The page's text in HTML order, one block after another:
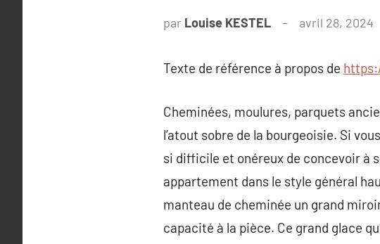
par Louise KESTEL avril 28, 2024
Texte de référence à propos de
Cheminées, moulures, parquets
l’atout sobre de la bourgeoisie. Si
si difficile et onéreux de concevoir à
appartement dans le style général
manteau de cheminée un grand
capacité à la pièce. Ce grand glace